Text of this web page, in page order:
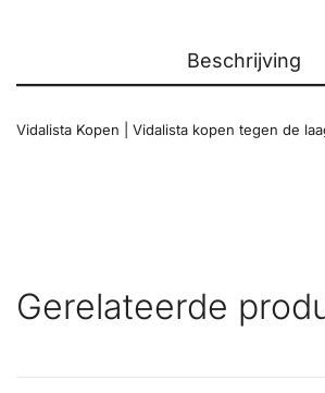
Beschrijving
Vidalista Kopen | Vidalista kopen tegen de
Gerelateerde